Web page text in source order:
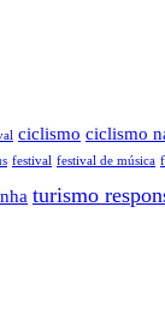
ciclismo ciclismo
festival festival de música
turismo